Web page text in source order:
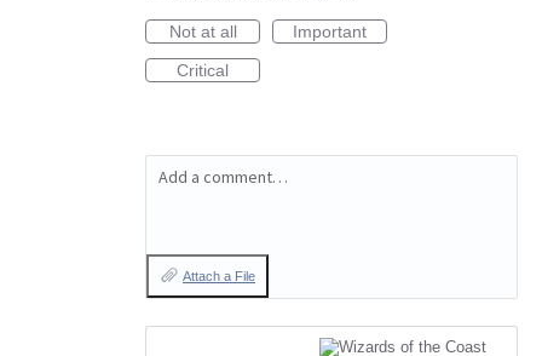
Not at all
Important
Critical
Add a comment…
Attach a File